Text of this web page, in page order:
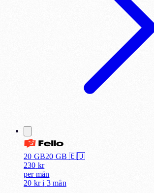
20 GB20 GB 🇪🇺
230 kr
per mån
20 kr i 3 mån